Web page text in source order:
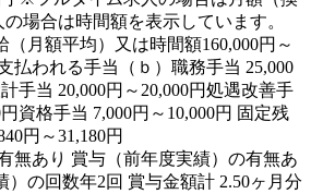
場合は時間額を表示しています。
（月額平均）又は時間額160,000円～
払われる手当（ｂ）職務手当 25,000
手当 20,000円～20,000円処遇改善手
資格手当 7,000円～10,000円 固定残
円～31,180円
無あり 賞与（前年度実績）の有無あ
）の回数年2回 賞与金額計 2.50ヶ月分